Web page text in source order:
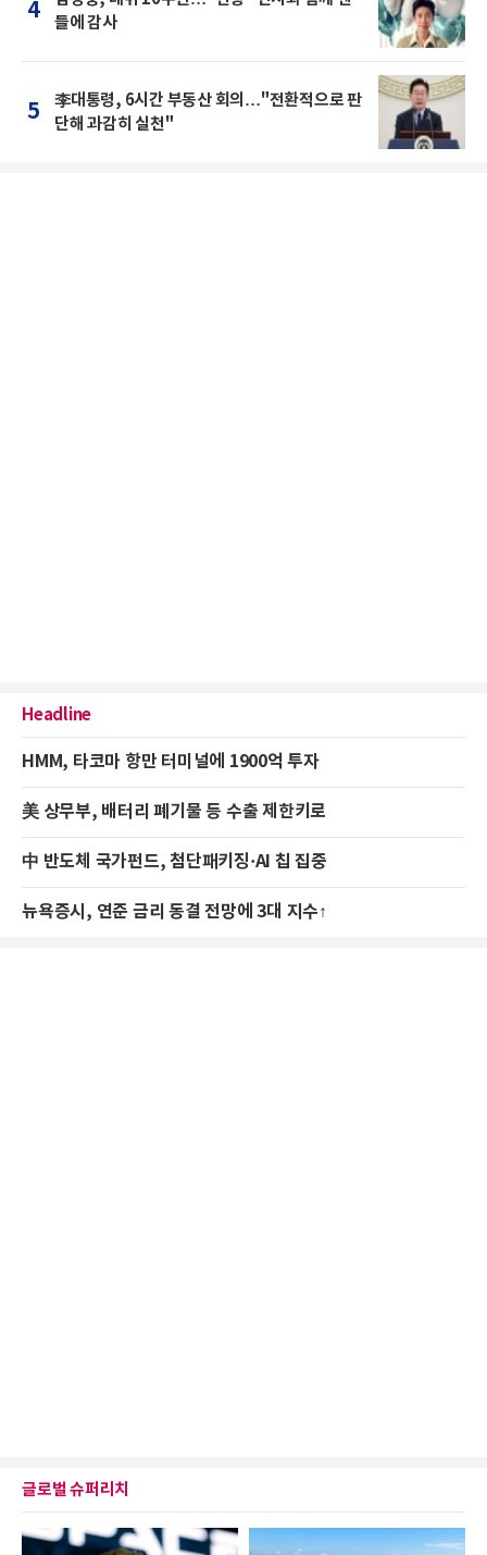
4
들에 감사
5
李대통령, 6시간 부동산 회의…"전환적으로 판
단해 과감히 실천"
Headline
HMM, 타코마 항만 터미널에 1900억 투자
美 상무부, 배터리 폐기물 등 수출 제한키로
中 반도체 국가펀드, 첨단패키징·AI 칩 집중
뉴욕증시, 연준 금리 동결 전망에 3대 지수↑
글로벌 슈퍼리치